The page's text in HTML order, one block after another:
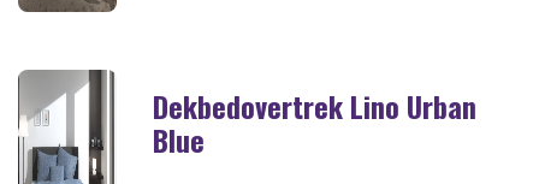
Dekbedovertrek Lino Urban
Blue